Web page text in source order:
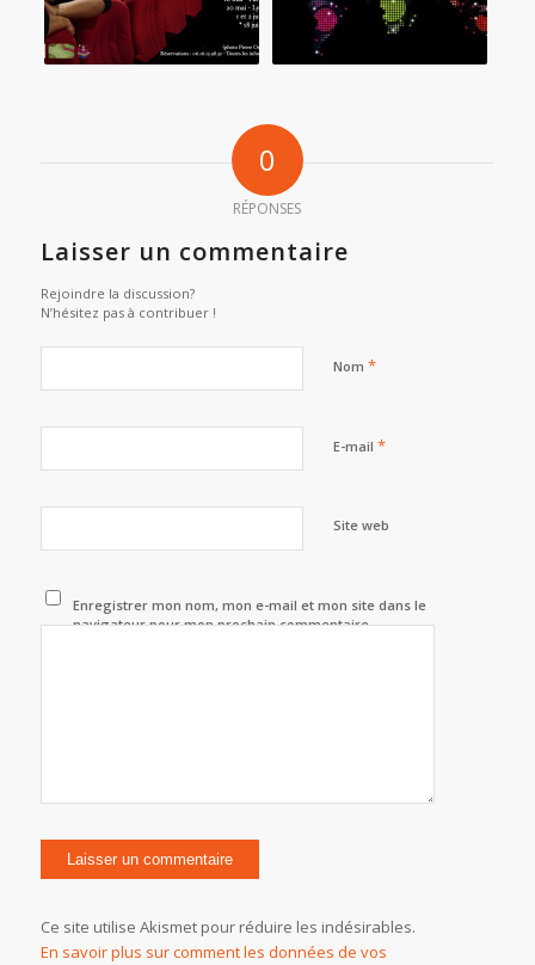
0
RÉPONSES
Laisser un commentaire
Rejoindre la discussion?
N’hésitez pas à contribuer !
Nom *
E-mail *
Site web
Enregistrer mon nom, mon e-mail et mon site dans le
navigateur pour mon prochain commentaire.
Ce site utilise Akismet pour réduire les indésirables.
En savoir plus sur comment les données de vos